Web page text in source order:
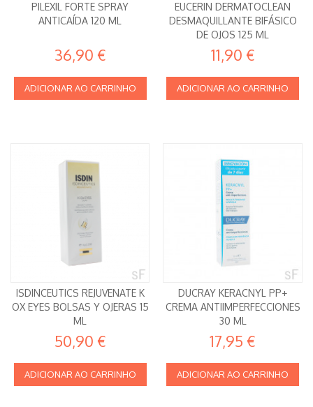
PILEXIL FORTE SPRAY
ANTICAÍDA 120 ML
36,90 €
ADICIONAR AO CARRINHO
EUCERIN DERMATOCLEAN
DESMAQUILLANTE BIFÁSICO
DE OJOS 125 ML
11,90 €
ADICIONAR AO CARRINHO
ISDINCEUTICS REJUVENATE K
OX EYES BOLSAS Y OJERAS 15
ML
50,90 €
ADICIONAR AO CARRINHO
DUCRAY KERACNYL PP+
CREMA ANTIIMPERFECCIONES
30 ML
17,95 €
ADICIONAR AO CARRINHO